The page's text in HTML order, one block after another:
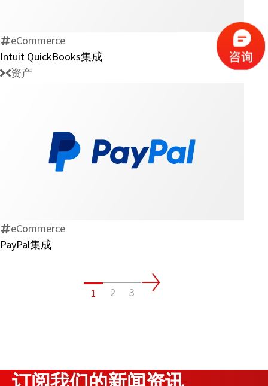
eCommerce
Intuit QuickBooks集成
资产
PayPal
eCommerce
PayPal集成
1 2 3